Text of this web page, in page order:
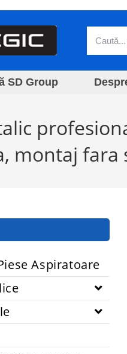
SD Group
montaj fara
Aspiratoare